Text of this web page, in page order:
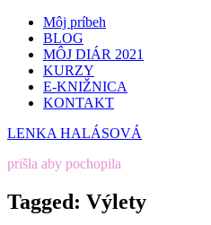
Môj príbeh
BLOG
MÔJ DIÁR 2021
KURZY
E-KNIŽNICA
KONTAKT
LENKA HALÁSOVÁ
prišla aby pochopila
Tagged: Výlety